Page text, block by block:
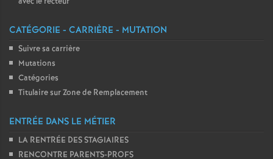
CATÉGORIE - CARRIÈRE - MUTATION
Suivre sa carrière
Mutations
Catégories
Titulaire sur Zone de Remplacement
ENTRÉE DANS LE MÉTIER
LA RENTRÉE DES STAGIAIRES
RENCONTRE PARENTS-PROFS